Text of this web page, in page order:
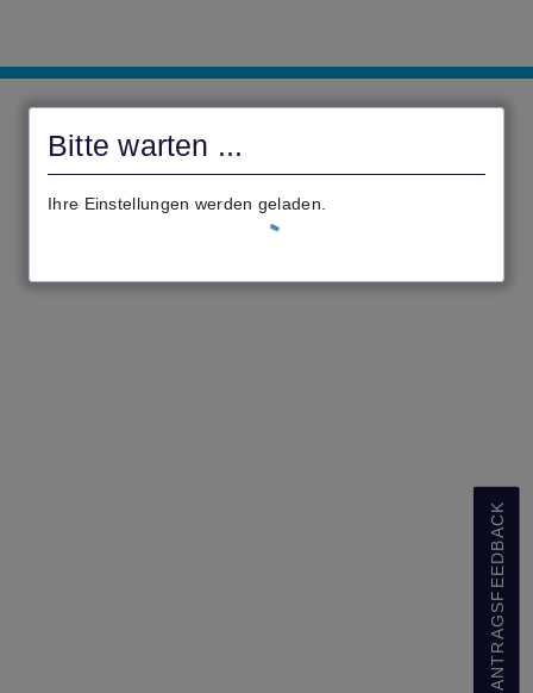
Bitte warten ...
Ihre Einstellungen werden geladen.
Dieburg
Kreisverwaltung
ANTRAGSFEEDBACK